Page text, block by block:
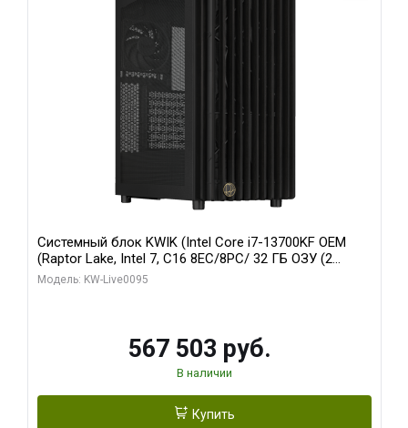
Системный блок KWIK (Intel Core i7-13700KF OEM
(Raptor Lake, Intel 7, C16 8EC/8PC/ 32 ГБ ОЗУ (2
модуля)/ Afox RTX4090 24GB GDDR6X 384-Bit 3xDP
Модель: KW-Live0095
567 503 руб.
В наличии
Купить